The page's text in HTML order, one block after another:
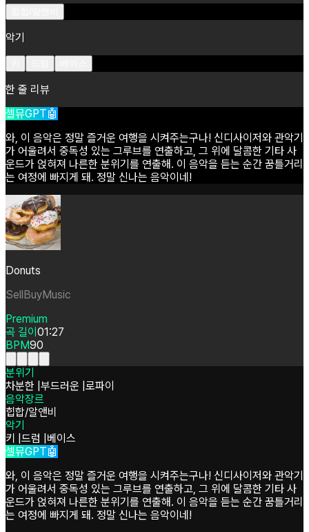
악기
한 줄 리뷰
셀뮤GPT🤖
와, 이 음악은 정말 즐거운 여행을 시켜주는구나! 신디사이저와 관악기
가 어울려서 중독성 있는 그루브를 연출하고, 그 위에 달콤한 기타 사
운드가 얹혀져 나른한 분위기를 연출해. 이 음악을 듣는 순간 꿈틀거리
는 여정에 빠지게 돼. 정말 신나는 음악이네!
Donuts
SellBuyMusic
Premium
곡 길이 01:27
BPM90
분위기
차분한 부드러운 로파이
음악장르
힙합/알앤비
악기
키 드럼
베이스
셀뮤GPT🤖
와, 이 음악은 정말 즐거운 여행을 시켜주는구나! 신디사이저와 관악기
가 어울려서 중독성 있는 그루브를 연출하고, 그 위에 달콤한 기타 사
운드가 얹혀져 나른한 분위기를 연출해. 이 음악을 듣는 순간 꿈틀거리
는 여정에 빠지게 돼. 정말 신나는 음악이네!